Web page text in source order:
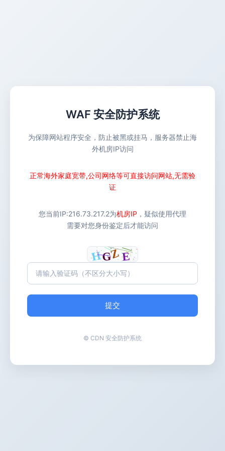
WAF 安全防护系统
为保障网站程序安全，防止被黑或挂马，服务器禁止海
外机房IP访问
正常海外家庭宽带,公司网络等可直接访问网站,无需验
证
您当前IP:216.73.217.2为机房IP ，疑似使用代理
需要对您身份鉴定后才能访问
提交
© CDN 安全防护系统